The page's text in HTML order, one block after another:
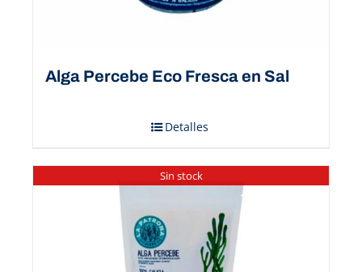
Alga Percebe Eco Fresca en Sal
Detalles
Sin stock